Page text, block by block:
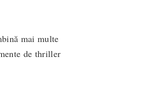
mai multe
de thriller